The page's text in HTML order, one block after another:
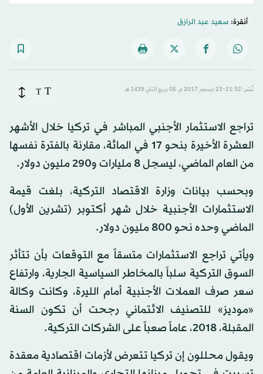
أنقرة: سعيد عبد الرازق
نُشر: 21:32-23 ديسمبر 2017 م ـ 05 ربيع الثاني 1439 هـ T
T
تراجع الاستثمار الأجنبي المباشر في تركيا خلال الأشهر
العشرة الأخيرة بنحو 17 في المائة، مقارنة بالفترة نفسها
من العام الماضي، ليسجل 8 مليارات و290 مليون دولار.
وبحسب بيانات وزارة الاقتصاد التركية، بلغت قيمة
الاستثمارات الأجنبية خلال شهر أكتوبر (تشرين الأول)
الماضي وحده نحو 800 مليون دولار.
ويأتي تراجع الاستثمارات متسقاً مع التوقعات بأن تتأثر
السوق التركية سلباً بالمخاطر السياسية الجارية، وارتفاع
سعر صرف العملات الأجنبية أمام الليرة، وكانت وكالة
«موديز» للتصنيف الائتماني رجحت أن تكون السنة
المقبلة، 2018، عاماً صعباً على الشركات التركية.
ويقول محللون إن تركيا تتعرض لأزمات اقتصادية معقدة